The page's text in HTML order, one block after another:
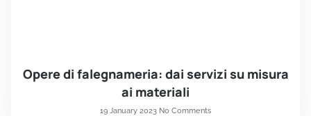
Opere di falegnameria: dai servizi su misura
ai materiali
19 January 2023 No Comments